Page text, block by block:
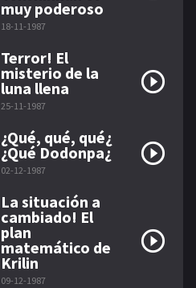
muy poderoso
18-11-1987
Terror! El
misterio de la
luna llena
25-11-1987
¿Qué, qué, qué¿
¿Qué Dodonpa¿
02-12-1987
La situación a
cambiado! El
plan
matemático de
Krilin
09-12-1987